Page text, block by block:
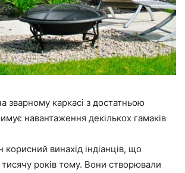
зварному каркасі з достатньою
навантаження декількох гамаків
винахід індіанців, що
років тому. Вони створювали